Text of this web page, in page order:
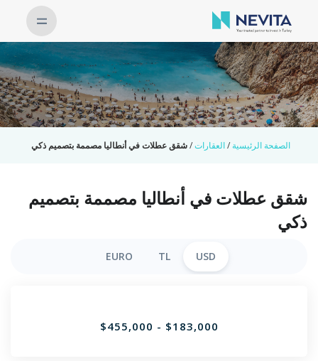
الصفحة الرئيسية /العقارات/شقق عطلات في أنطاليا مصممة بتصميم ذكي
شقق عطلات في أنطاليا مصممة بتصميم
ذكي
USD
TL
EURO
$183,000 - $455,000